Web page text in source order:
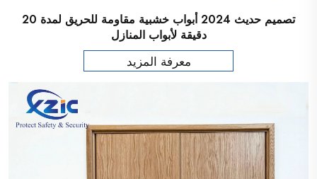
تصميم حديث 2024 أبواب خشبية مقاومة للحريق لمدة 20
دقيقة لأبواب المنازل
معرفة المزيد